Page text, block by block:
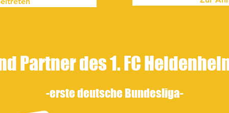
Partner des 1. FC
-erstedeutsche Bundesliga-